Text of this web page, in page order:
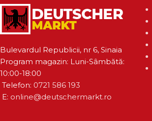
Bulevardul Republicii, nr 6, Sinaia
Program magazin: Luni-Sâmbătă:
10:00-18:00
Telefon: 0721 586 193
E: online@deutschermarkt.ro